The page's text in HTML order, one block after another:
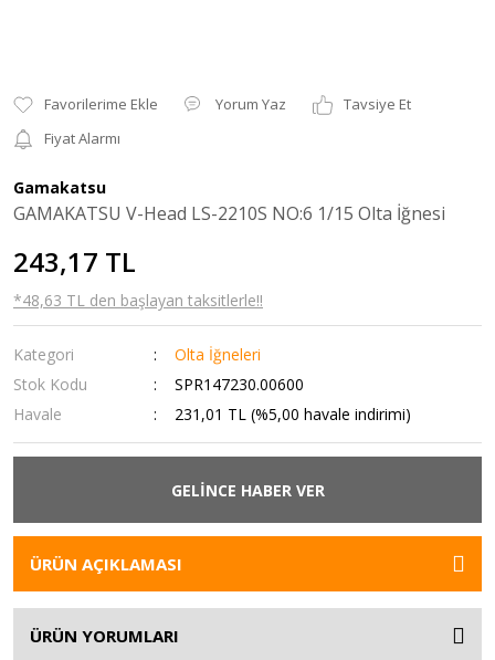
Yorum Yaz
Tavsiye Et
Fiyat Alarmı
Gamakatsu
GAMAKATSU V-Head LS-2210S NO:6 1/15 Olta İğnesi
243,17 TL
*48,63 TL den başlayan taksitlerle!!
Kategori
Olta İğneleri
Stok Kodu
SPR147230.00600
Havale
231,01 TL (%5,00 havale indirimi)
GELİNCE HABER VER
ÜRÜN AÇIKLAMASI
ÜRÜN YORUMLARI